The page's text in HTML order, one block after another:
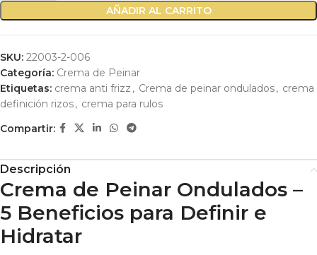
AÑADIR AL CARRITO
SKU: 22003-2-006
Categoría: Crema de Peinar
Etiquetas: crema anti frizz , Crema de peinar ondulados, crema
definición rizos, crema para rulos
Compartir:
Descripción
Crema de Peinar Ondulados –
5 Beneficios para Definir e
Hidratar